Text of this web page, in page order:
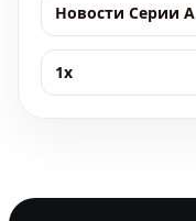
Новости Серии А
1x